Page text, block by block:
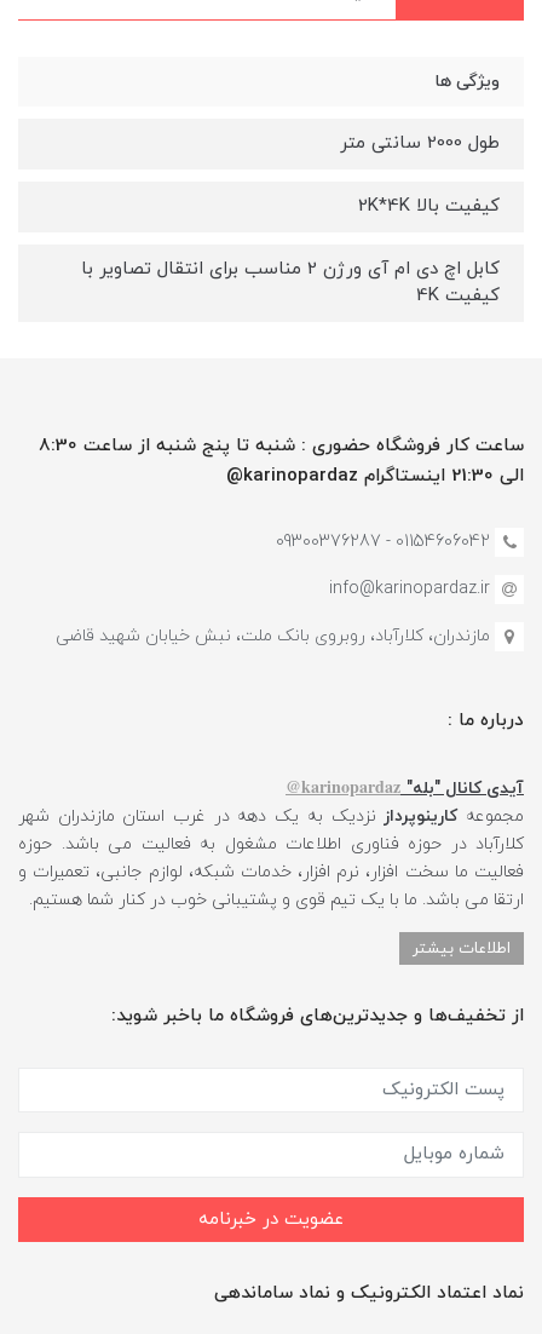
ویژگی ها
طول 2000 سانتی متر
کیفیت بالا 2K*4K
کابل اچ دی ام آی ورژن 2 مناسب برای انتقال تصاویر با
کیفیت 4K
ساعت کار فروشگاه حضوری : شنبه تا پنج شنبه از ساعت 8:30
الی 21:30 اینستاگرام karinopardaz@
01154606042 - 09300376287
info@karinopardaz.ir
مازندران، کلارآباد، روبروی بانک ملت، نبش خیابان شهید قاضی
درباره ما :
آیدی کانال "بله" karinopardaz@
مجموعهکارینوپرداز نزدیک به یک دهه در غرب استان مازندران شهر
کلارآباد در حوزه فناوری اطلاعات مشغول به فعالیت می باشد. حوزه
فعالیت ما سخت افزار، نرم افزار، خدمات شبکه، لوازم جانبی، تعمیرات و
ارتقا می باشد. ما با یک تیم قوی و پشتیبانی خوب در کنار شما هستیم.
اطلاعات بیشتر
از تخفیف‌ها و جدیدترین‌های فروشگاه ما باخبر شوید:
عضویت در خبرنامه
نماد اعتماد الکترونیک و نماد ساماندهی